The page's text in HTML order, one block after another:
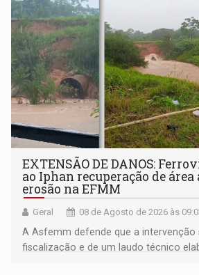
EXTENSÃO DE DANOS:
ao Iphan recuperação de
erosão na EFMM
Geral 08 de Agosto de 2026 às
A Asfemm defende que a intervenção
fiscalização e de um laudo técnico